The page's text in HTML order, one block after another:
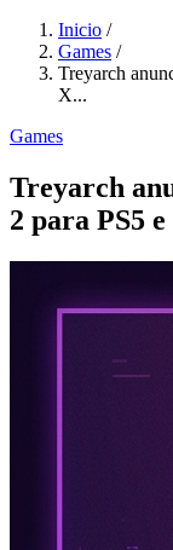
Inicio /
Games /
Treyarch
X...
Games
Treyarch
2 para PS5